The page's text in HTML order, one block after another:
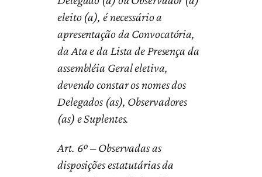
eleito (a), é necessário a
apresentação da Convocatória,
da Ata e da Lista de Presença da
assembléia Geral eletiva,
devendo constar os nomes dos
Delegados (as), Observadores
(as) e Suplentes.
Art. 6º – Observadas as
disposições estatutárias da